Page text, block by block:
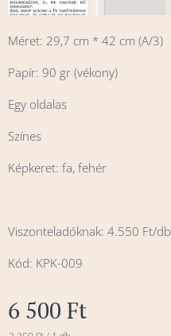
Méret: 29,7 cm * 42 cm (A/3)
Papír: 90 gr (vékony)
Egy oldalas
Színes
Képkeret: fa, fehér
Viszonteladóknak: 4.550 Ft/db
Kód: KPK-009
6 500 Ft